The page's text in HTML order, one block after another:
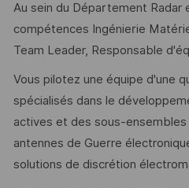
Au sein du Département Radar
compétences Ingénierie
Team Leader, Responsable
Vous pilotez une équipe d'une
spécialisés dans le
actives et des sous-
antennes de Guerre
solutions de discrétion